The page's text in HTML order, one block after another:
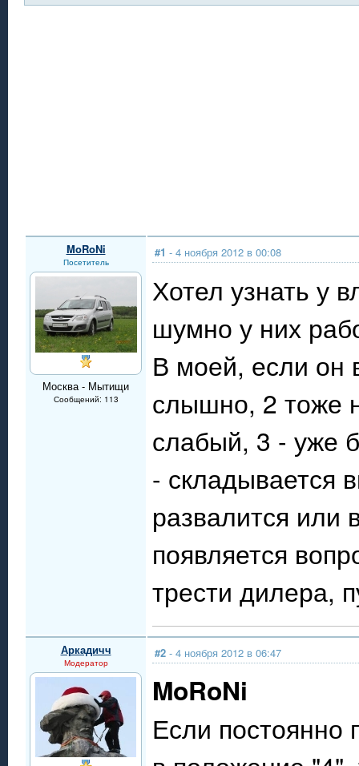
MoRoNi
Посетитель
Москва - Мытищи
Сообщений: 113
#1 - 4 ноября 2012 в 00:08
Хотел узнать у
шумно у них
В моей, если он
слышно, 2 тоже
слабый, 3 - уже
- складывается
развалится или
появляется
трести дилера,
Аркадичч
Модератор
#2 - 4 ноября 2012 в 06:47
MoRoNi
Если постоянно